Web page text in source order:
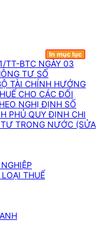
In mục lục
TT-BTC NGÀY 03
TƯ SỐ
TÀI CHÍNH HƯỚNG
CHO CÁC ĐỐI
NGHỊ ĐỊNH SỐ
PHỦ QUY ĐỊNH CHI
TRONG NƯỚC (SỬA
THUẾ